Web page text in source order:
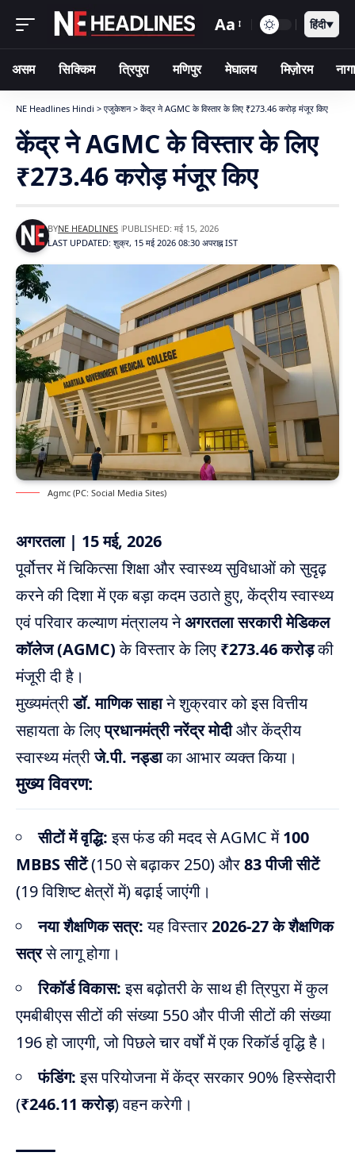
Aa हिंदी▼
असम सिक्किम त्रिपुरा मणिपुर मेघालय मिज़ोरम
NE Headlines Hindi > एजुकेशन> केंद्र ने AGMC के विस्तार के लिए ₹273.46 करोड़ मंजूर किए
केंद्र ने AGMC के विस्तार के लिए
₹273.46 करोड़ मंजूर किए
LAST UPDATED: शुक्र, 15 मई 2026 08:30 अपराह्न IST
BYNE HEADLINES PUBLISHED: मई 15, 2026
Agmc (PC: Social Media Sites)
अगरतला | 15 मई, 2026
पूर्वोत्तर में चिकित्सा शिक्षा और स्वास्थ्य सुविधाओं को सुदृढ़
करने की दिशा में एक बड़ा कदम उठाते हुए, केंद्रीय स्वास्थ्य
एवं परिवार कल्याण मंत्रालय नेअगरतला सरकारी मेडिकल
कॉलेज (AGMC)के विस्तार के लिए ₹273.46 करोड़की
मंजूरी दी है।
मुख्यमंत्रीडॉ. माणिक साहाने शुक्रवार को इस वित्तीय
सहायता के लिएप्रधानमंत्री नरेंद्र मोदीऔर केंद्रीय
स्वास्थ्य मंत्रीजे.पी. नड्डाका आभार व्यक्त किया।
मुख्य विवरण:
सीटों में वृद्धि:इस फंड की मदद से AGMC में100
MBBS सीटें(150 से बढ़ाकर 250) और83 पीजी सीटें
(19 विशिष्ट क्षेत्रों में) बढ़ाई जाएंगी।
नया शैक्षणिक सत्र:यह विस्तार2026-27 के शैक्षणिक
सत्रसे लागू होगा।
रिकॉर्ड विकास:इस बढ़ोतरी के साथ ही त्रिपुरा में कुल
एमबीबीएस सीटों की संख्या 550 और पीजी सीटों की संख्या
196 हो जाएगी, जो पिछले चार वर्षों में एक रिकॉर्ड वृद्धि है।
फंडिंग:इस परियोजना में केंद्र सरकार 90% हिस्सेदारी
(₹246.11 करोड़) वहन करेगी।